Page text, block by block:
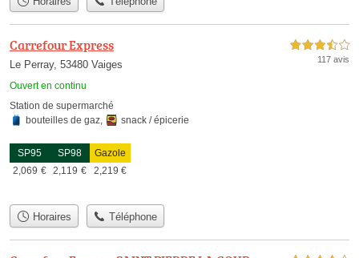
Carrefour Express
Le Perray, 53480 Vaiges
Ouvert en continu
3,5 étoiles sur 5
117 avis
Station de supermarché
bouteilles de gaz, snack / épicerie
SP95
2,069 €
SP98
2,119 €
Gazole
2,219 €
Horaires Téléphone